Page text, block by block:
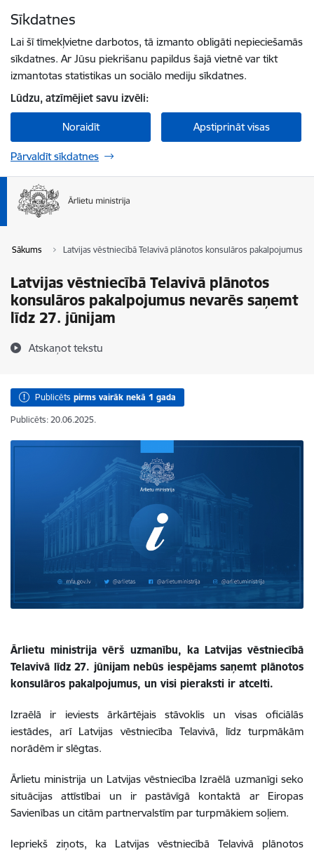
Sīkdatnes
Lai šī tīmekļvietne darbotos, tā izmanto obligāti nepieciešamās
sīkdatnes. Ar Jūsu piekrišanu papildus šajā vietnē var tikt
izmantotas statistikas un sociālo mediju sīkdatnes.
Lūdzu, atzīmējiet savu izvēli:
Noraidīt Apstiprināt visas
Pārvaldīt sīkdatnes
Sākums Latvijas vēstniecībā Telavivā plānotos konsulāros pakalpojumus
Latvijas vēstniecībā Telavivā plānotos
konsulāros pakalpojumus nevarēs saņemt
līdz 27. jūnijam
Atskaņot tekstu
Publicēts pirms vairāk nekā 1 gada
Publicēts: 20.06.2025.
Ārlietu ministrija vērš uzmanību, ka Latvijas vēstniecībā
Telavivā līdz 27. jūnijam nebūs iespējams saņemt plānotos
konsulāros pakalpojumus, un visi pieraksti ir atcelti.
Izraēlā ir ieviests ārkārtējais stāvoklis un visas oficiālās
iestādes, arī Latvijas vēstniecība Telavivā, līdz turpmākām
norādēm ir slēgtas.
Ārlietu ministrija un Latvijas vēstniecība Izraēlā uzmanīgi seko
situācijas attīstībai un ir pastāvīgā kontaktā ar Eiropas
Savienības un citām partnervalstīm par turpmākiem soļiem.
Iepriekš ziņots, ka Latvijas vēstniecībā Telavivā plānotos